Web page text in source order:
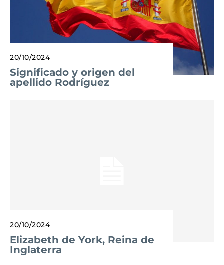
20/10/2024
Significado y origen del
apellido Rodríguez
20/10/2024
Elizabeth de York, Reina de
Inglaterra